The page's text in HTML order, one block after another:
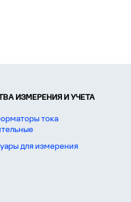
ИЗМЕРЕНИЯ И УЧЕТА
тока
для измерения